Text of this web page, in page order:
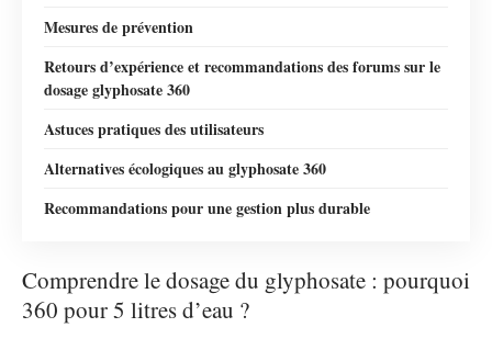
Mesures de prévention
Retours d’expérience et recommandations des forums sur le
dosage glyphosate 360
Astuces pratiques des utilisateurs
Alternatives écologiques au glyphosate 360
Recommandations pour une gestion plus durable
Comprendre le dosage du glyphosate : pourquoi
360 pour 5 litres d’eau ?